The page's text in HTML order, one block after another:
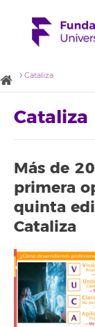
Cataliza
Cataliza
Más de
primera
quinta
Cataliza